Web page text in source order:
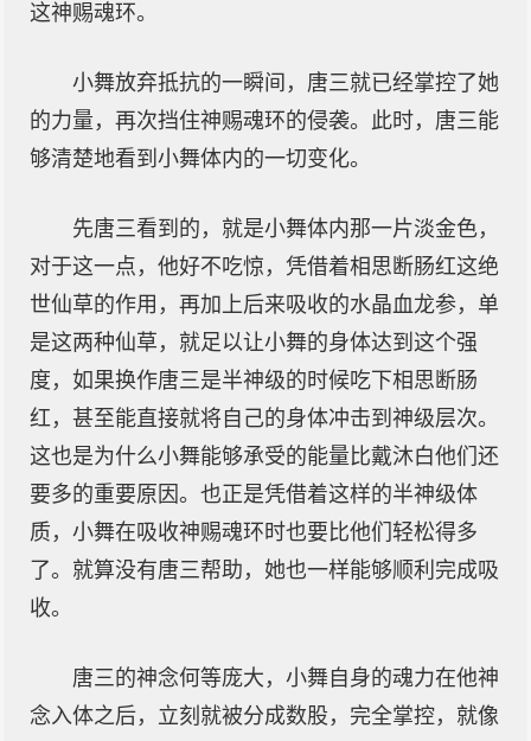
这神赐魂环。
小舞放弃抵抗的一瞬间，唐三就已经掌控了她
的力量，再次挡住神赐魂环的侵袭。此时，唐三能
够清楚地看到小舞体内的一切变化。
先唐三看到的，就是小舞体内那一片淡金色，
对于这一点，他好不吃惊，凭借着相思断肠红这绝
世仙草的作用，再加上后来吸收的水晶血龙参，单
是这两种仙草，就足以让小舞的身体达到这个强
度，如果换作唐三是半神级的时候吃下相思断肠
红，甚至能直接就将自己的身体冲击到神级层次。
这也是为什么小舞能够承受的能量比戴沐白他们还
要多的重要原因。也正是凭借着这样的半神级体
质，小舞在吸收神赐魂环时也要比他们轻松得多
了。就算没有唐三帮助，她也一样能够顺利完成吸
收。
唐三的神念何等庞大，小舞自身的魂力在他神
念入体之后，立刻就被分成数股，完全掌控，就像